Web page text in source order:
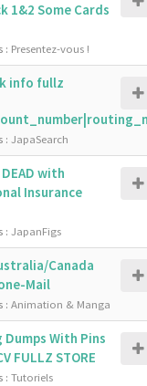
1&2 Some Cards
: Presentez-vous !
info fullz
: JapaSearch
with
Insurance
: JapanFigs
Canada
Mail
: Animation & Manga
With Pins
FULLZ STORE
: Tutoriels